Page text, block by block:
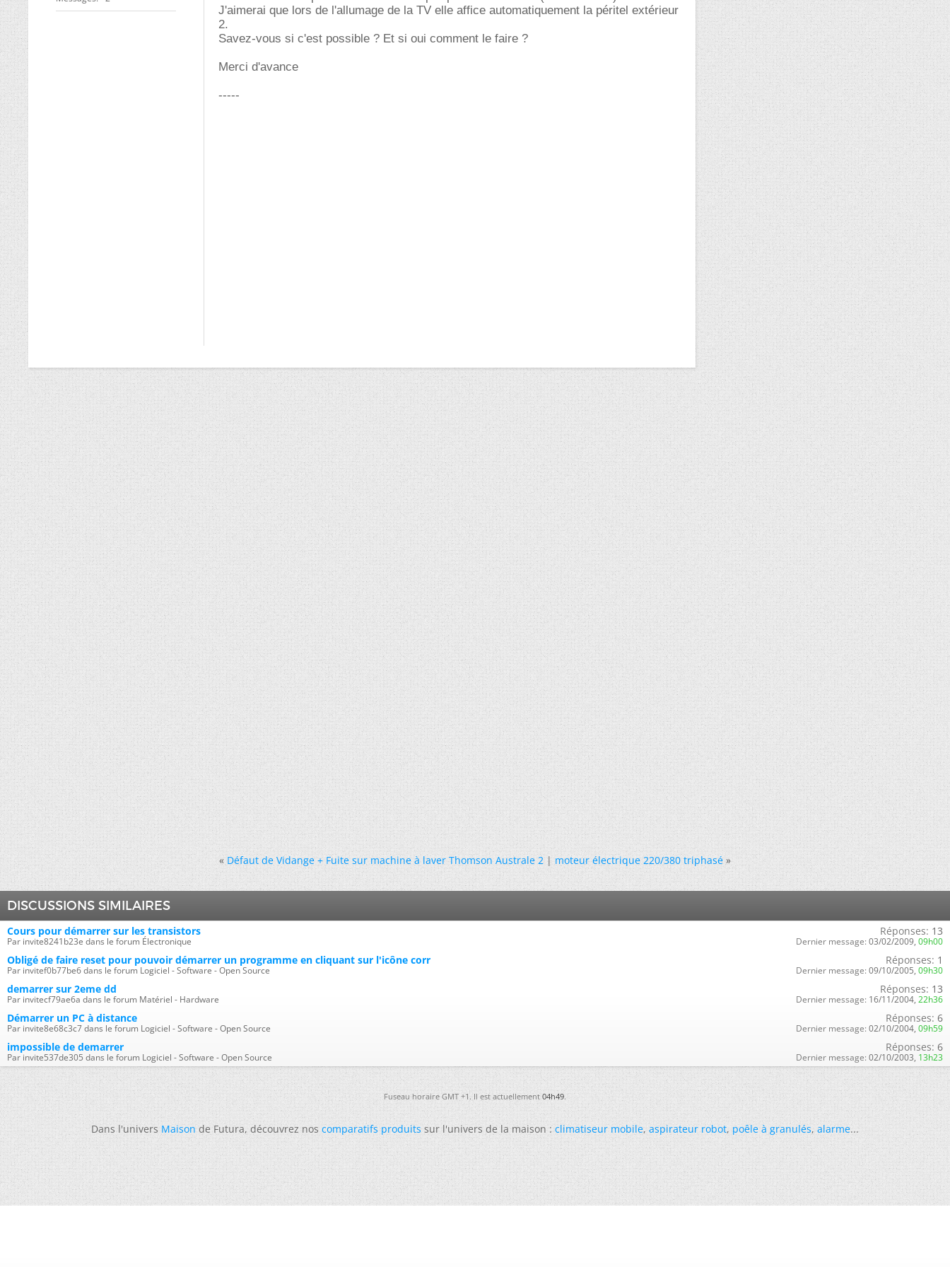
J'aimerai que lors de l'allumage de la TV elle affice automatiquement la péritel extérieur
2.
Savez-vous si c'est possible ? Et si oui comment le faire ?
Merci d'avance
-----
« Défaut de Vidange + Fuite sur machine à laver Thomson Australe 2|moteur électrique 220/380 triphasé »
DISCUSSIONS SIMILAIRES
Cours pour démarrer sur les transistors
Par invite8241b23e dans le forum Électronique
Réponses: 13
Dernier message: 03/02/2009, 09h00
Obligé de faire reset pour pouvoir démarrer un programme en cliquant sur l'icône corr
Par invitef0b77be6 dans le forum Logiciel - Software - Open Source
Réponses: 1
Dernier message: 09/10/2005, 09h30
demarrer sur 2eme dd
Par invitecf79ae6a dans le forum Matériel - Hardware
Réponses: 13
Dernier message: 16/11/2004, 22h36
Démarrer un PC à distance
Par invite8e68c3c7 dans le forum Logiciel - Software - Open Source
Réponses: 6
Dernier message: 02/10/2004, 09h59
impossible de demarrer
Par invite537de305 dans le forum Logiciel - Software - Open Source
Réponses: 6
Dernier message: 02/10/2003, 13h23
Fuseau horaire GMT +1. Il est actuellement04h49.
Dans l'universMaisonde Futura, découvrez noscomparatifs produitssur l'univers de la maison :climatiseur mobile,aspirateur robot,poêle à granulés,alarme...